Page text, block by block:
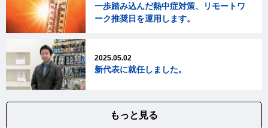
一歩踏み込んだ熱中症対策、リモートワ
ーク推奨日を運用します。
2025.05.02
新代表に就任しました。
もっと見る